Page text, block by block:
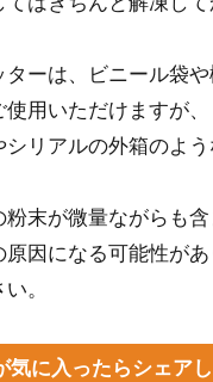
ターは、ビニール袋
用いただけますが、
シリアルの外箱のよ
末が微量ながらも含
原因になる可能性が
。
気に入ったらシェア